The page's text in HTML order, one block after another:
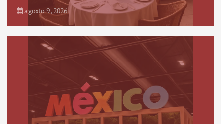
agosto 9, 2026